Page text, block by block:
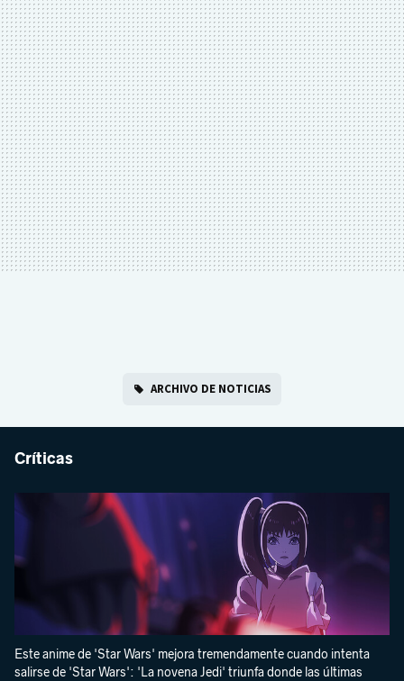
ARCHIVO DE NOTICIAS
Críticas
Este anime de 'Star Wars' mejora tremendamente cuando intenta
salirse de 'Star Wars': 'La novena Jedi' triunfa donde las últimas